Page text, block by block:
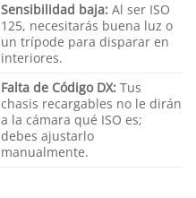
Sensibilidad baja: Al ser ISO
125, necesitarás buena luz o
un trípode para disparar en
interiores.
Falta de Código DX: Tus
chasis recargables no le dirán
a la cámara qué ISO es;
debes ajustarlo
manualmente.